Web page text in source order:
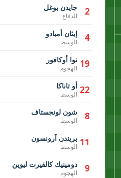
2 جايدن بوغل
الدفاع
4 إيثان أمبادو
الوسط
19 نوا أوكافور
الهجوم
22 أو تاناكا
الوسط
8 شون لونجستاف
الوسط
11 بريندن آرونسون
الوسط
9 دومينيك كالفيرت ليوين
الهجوم